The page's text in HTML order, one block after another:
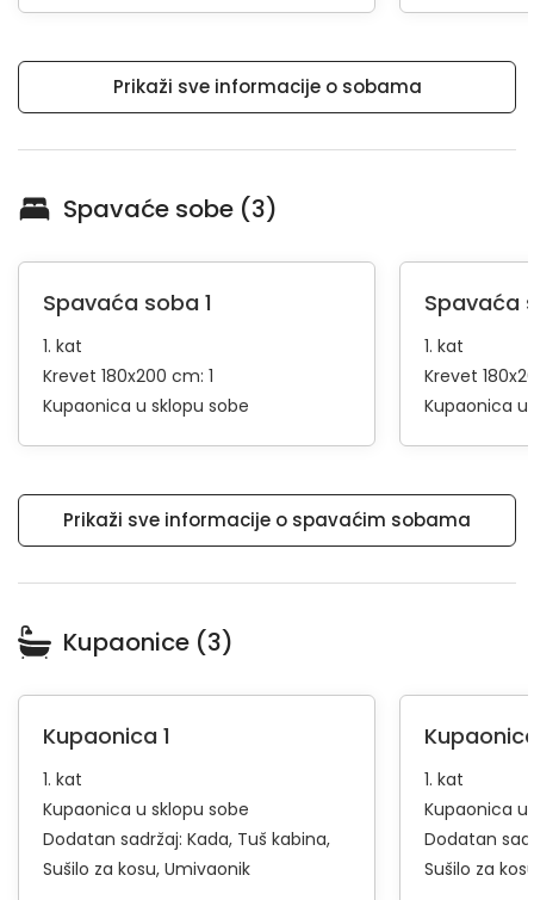
Prikaži sve informacije o sobama
Spavaće sobe (3)
Spavaća soba 1
1. kat
Krevet 180x200 cm: 1
Kupaonica u sklopu sobe
Spavaća
1. kat
Krevet
Kupaonica u
Prikaži sve informacije o spavaćim sobama
Kupaonice (3)
Kupaonica 1
1. kat
Kupaonica u sklopu sobe
Dodatan sadržaj: Kada Tuš kabina
Sušilo za kosu Umivaonik
1. kat
Kupaonica u
Dodatan
Sušilo za